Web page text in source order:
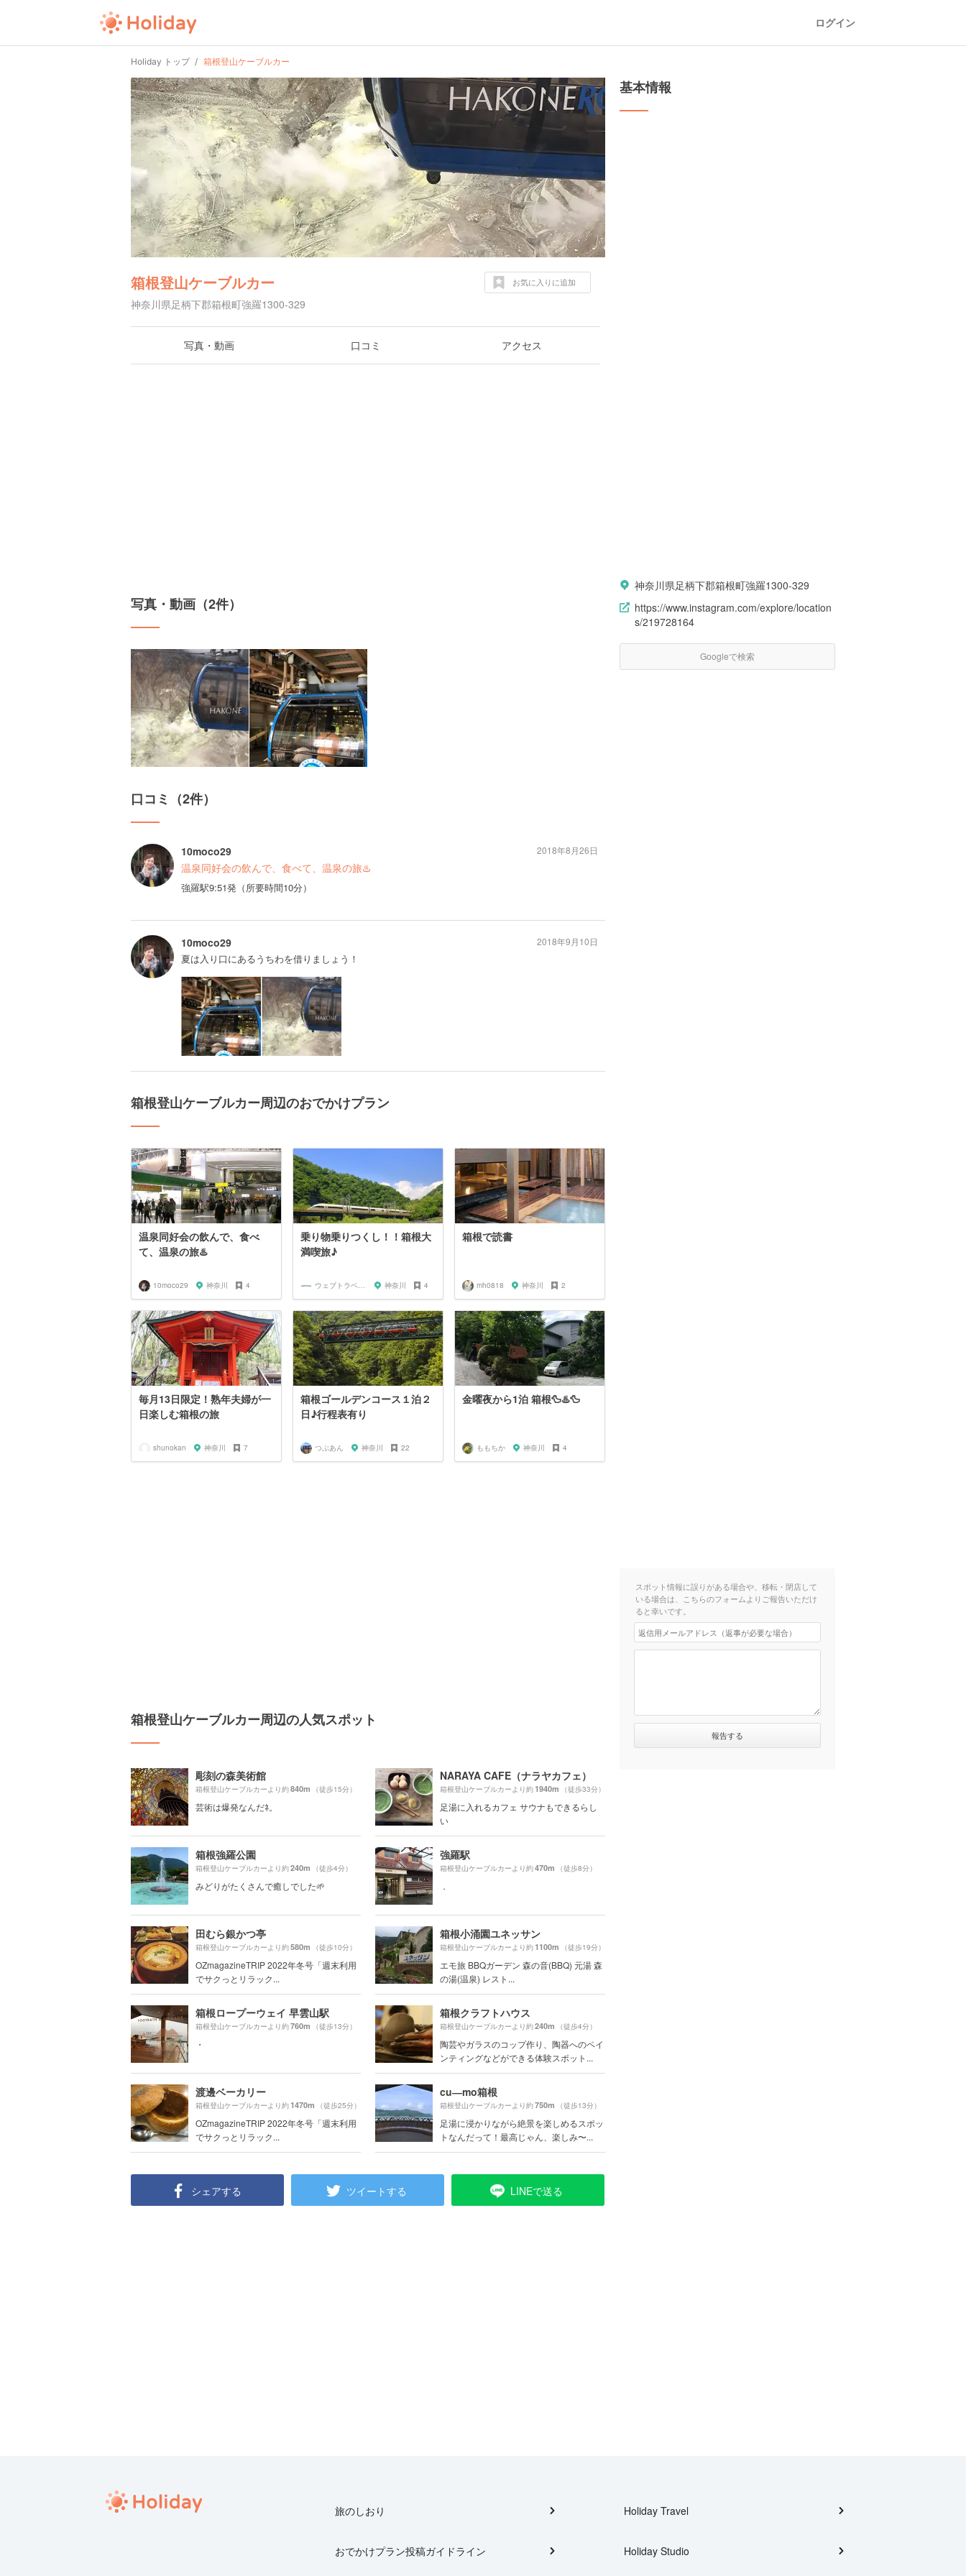
ログイン
Holiday トップ 箱根登山ケーブルカー
箱根登山ケーブルカー
神奈川県足柄下郡箱根町強羅1300-329
お気に入りに追加
写真・動画 口コミ アクセス
写真・動画（2件）
口コミ（2件）
10moco29
温泉同好会の飲んで、食べて、温泉の旅♨️
強羅駅9:51発（所要時間10分）
2018年8月26日
10moco29
夏は入り口にあるうちわを借りましょう！
2018年9月10日
箱根登山ケーブルカー周辺のおでかけプラン
温泉同好会の飲んで、食べ
て、温泉の旅♨️
10moco29 神奈川 4
乗り物乗りつくし！！箱根大
満喫旅♪
ウェブトラベル 若林 神奈川 4
箱根で読書
mh0818 神奈川 2
毎月13日限定！熟年夫婦が一
日楽しむ箱根の旅
shunokan 神奈川 7
箱根ゴールデンコース１泊２
日♪行程表有り
つぶあん 神奈川 22
金曜夜から1泊 箱根🦆♨️🦆
ももちか 神奈川 4
箱根登山ケーブルカー周辺の人気スポット
彫刻の森美術館
箱根登山ケーブルカーより約840m （徒歩15分）
芸術は爆発なんだﾈ。
NARAYA CAFE（ナラヤカフェ）
箱根登山ケーブルカーより約1940m （徒歩33分）
足湯に入れるカフェ サウナもできるらし
い
箱根強羅公園
箱根登山ケーブルカーより約240m （徒歩4分）
みどりがたくさんで癒しでした🌱
強羅駅
箱根登山ケーブルカーより約470m （徒歩8分）
．
田むら銀かつ亭
箱根登山ケーブルカーより約580m （徒歩10分）
OZmagazineTRIP 2022年冬号「週末利用
でサクっとリラック...
箱根小涌園ユネッサン
箱根登山ケーブルカーより約1100m （徒歩19分）
エモ旅 BBQガーデン 森の音(BBQ) 元湯 森
の湯(温泉) レスト...
箱根ロープーウェイ 早雲山駅
箱根登山ケーブルカーより約760m （徒歩13分）
・
箱根クラフトハウス
箱根登山ケーブルカーより約240m （徒歩4分）
陶芸やガラスのコップ作り、陶器へのペイ
ンティングなどができる体験スポット...
渡邊ベーカリー
箱根登山ケーブルカーより約1470m （徒歩25分）
OZmagazineTRIP 2022年冬号「週末利用
でサクっとリラック...
cu―mo箱根
箱根登山ケーブルカーより約750m （徒歩13分）
足湯に浸かりながら絶景を楽しめるスポッ
トなんだって！最高じゃん、楽しみ〜...
シェアする ツイートする LINEで送る
基本情報
神奈川県足柄下郡箱根町強羅1300-329
https://www.instagram.com/explore/location
s/219728164
Googleで検索
スポット情報に誤りがある場合や、移転・閉店して
いる場合は、こちらのフォームよりご報告いただけ
ると幸いです。
旅のしおり
おでかけプラン投稿ガイドライン
Holiday Travel
Holiday Studio